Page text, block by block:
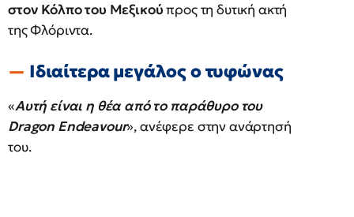
στον Κόλπο του Μεξικούπρος τη δυτική ακτή
της Φλόριντα.
Ιδιαίτερα μεγάλος ο τυφώνας
«Αυτή είναι η θέα από το παράθυρο του
Dragon Endeavour», ανέφερε στην ανάρτησή
του.